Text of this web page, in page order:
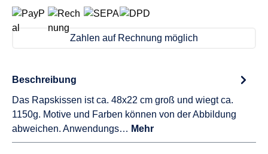
Zahlen auf Rechnung möglich
Beschreibung
Das Rapskissen ist ca. 48x22 cm groß und wiegt ca.
1150g. Motive und Farben können von der Abbildung
abweichen. Anwendungs… Mehr